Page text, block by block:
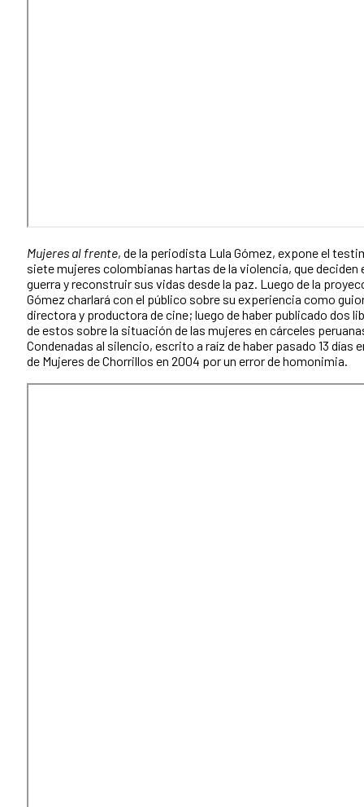
Mujeres al frente, de la periodista Lula Gómez, expone el
siete mujeres colombianas hartas de la violencia, que deciden
guerra y reconstruir sus vidas desde la paz. Luego de la
Gómez charlará con el público sobre su experiencia como
directora y productora de cine; luego de haber publicado dos
de estos sobre la situación de las mujeres en cárceles
Condenadas al silencio, escrito a raíz de haber pasado 13 días
de Mujeres de Chorrillos en 2004 por un error de homonimia.